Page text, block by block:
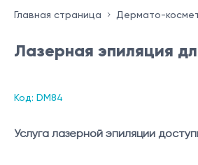
Главная страница Дермато-
Лазерная эпиляция
Код: DM84
Услуга лазерной эпиляции